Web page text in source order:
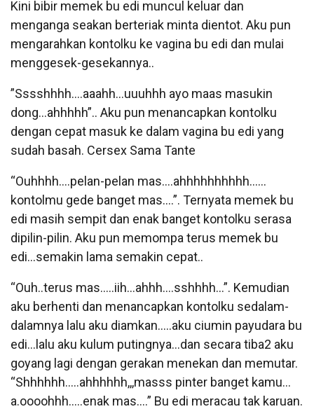
Kini bibir memek bu edi muncul keluar dan
menganga seakan berteriak minta dientot. Aku pun
mengarahkan kontolku ke vagina bu edi dan mulai
menggesek-gesekannya..
”Sssshhhh….aaahh…uuuhhh ayo maas masukin
dong…ahhhhh”.. Aku pun menancapkan kontolku
dengan cepat masuk ke dalam vagina bu edi yang
sudah basah. Cersex Sama Tante
“Ouhhhh….pelan-pelan mas….ahhhhhhhhhh……
kontolmu gede banget mas….”. Ternyata memek bu
edi masih sempit dan enak banget kontolku serasa
dipilin-pilin. Aku pun memompa terus memek bu
edi…semakin lama semakin cepat..
“Ouh..terus mas…..iih…ahhh….sshhhh…”. Kemudian
aku berhenti dan menancapkan kontolku sedalam-
dalamnya lalu aku diamkan…..aku ciumin payudara bu
edi…lalu aku kulum putingnya…dan secara tiba2 aku
goyang lagi dengan gerakan menekan dan memutar.
“Shhhhhh…..ahhhhhh,,,masss pinter banget kamu…
a.oooohhh…..enak mas….” Bu edi meracau tak karuan.